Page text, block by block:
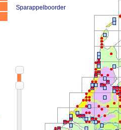
Sparappelboorder